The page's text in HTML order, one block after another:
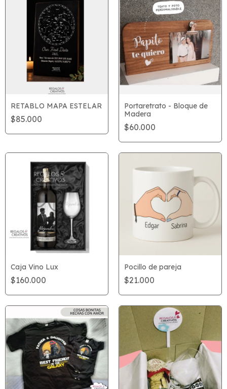
RETABLO MAPA ESTELAR
$85.000
Portaretrato - Bloque de
Madera
$60.000
Caja Vino Lux
$160.000
Pocillo de pareja
$21.000